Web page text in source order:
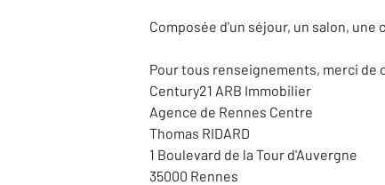
Composée d'un séjour, un salon,
Pour tous renseignements, merci de
Century21 ARB Immobilier
Agence de Rennes Centre
Thomas RIDARD
1 Boulevard de la Tour d'Auvergne
35000 Rennes